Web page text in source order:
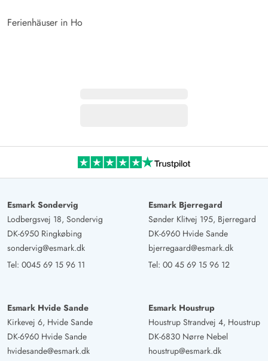
Ferienhäuser in Ho
Esmark Sondervig
Lodbergsvej 18, Sondervig
DK-6950 Ringkøbing
sondervig@esmark.dk
Tel: 0045 69 15 96 11
Esmark Bjerregard
Sønder Klitvej 195, Bjerregard
DK-6960 Hvide Sande
bjerregaard@esmark.dk
Tel: 00 45 69 15 96 12
Esmark Hvide Sande
Kirkevej 6, Hvide Sande
DK-6960 Hvide Sande
hvidesande@esmark.dk
Esmark Houstrup
Houstrup Strandvej 4, Houstrup
DK-6830 Nørre Nebel
houstrup@esmark.dk